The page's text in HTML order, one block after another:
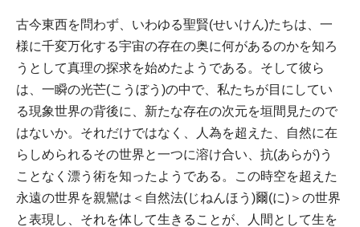
古今東西を問わず、いわゆる聖賢(せいけん)たちは、一
様に千変万化する宇宙の存在の奥に何があるのかを知ろ
うとして真理の探求を始めたようである。そして彼ら
は、一瞬の光芒(こうぼう)の中で、私たちが目にしてい
る現象世界の背後に、新たな存在の次元を垣間見たので
はないか。それだけではなく、人為を超えた、自然に在
らしめられるその世界と一つに溶け合い、抗(あらが)う
ことなく漂う術を知ったようである。この時空を超えた
永遠の世界を親鸞は＜自然法(じねんほう)爾(に)＞の世界
と表現し、それを体して生きることが、人間として生を